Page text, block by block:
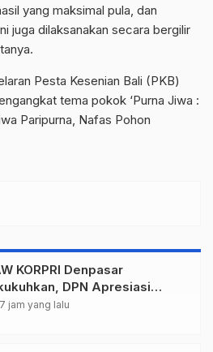
yang maksimal pula, dan
juga dilaksanakan secara bergilir
Pesta Kesenian Bali (PKB)
tema pokok ‘Purna Jiwa :
Paripurna, Nafas Pohon
KORPRI Denpasar
DPN Apresiasi
Arutala” untuk Lindungi
jam yang lalu